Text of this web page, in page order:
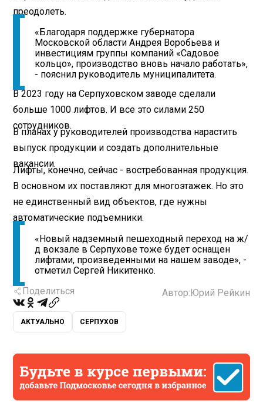
преодолеть.
«Благодаря поддержке губернатора
Московской области Андрея Воробьева и
инвестициям группы компаний «Садовое
кольцо», производство вновь начало работать»,
- пояснил руководитель муниципалитета.
В 2023 году на Серпуховском заводе сделали
больше 1000 лифтов. И все это силами 250
сотрудников.
В планах у руководителей производства нарастить
выпуск продукции и создать дополнительные
вакансии.
Лифты, конечно, сейчас - востребованная продукция.
В основном их поставляют для многоэтажек. Но это
не единственный вид объектов, где нужны
автоматические подъемники.
«Новый надземный пешеходный переход на ж/
д вокзале в Серпухове тоже будет оснащен
лифтами, произведенными на нашем заводе», -
отметил Сергей Никитенко.
Поделиться
Автор:Юрий Рейкин
АКТУАЛЬНО СЕРПУХОВ